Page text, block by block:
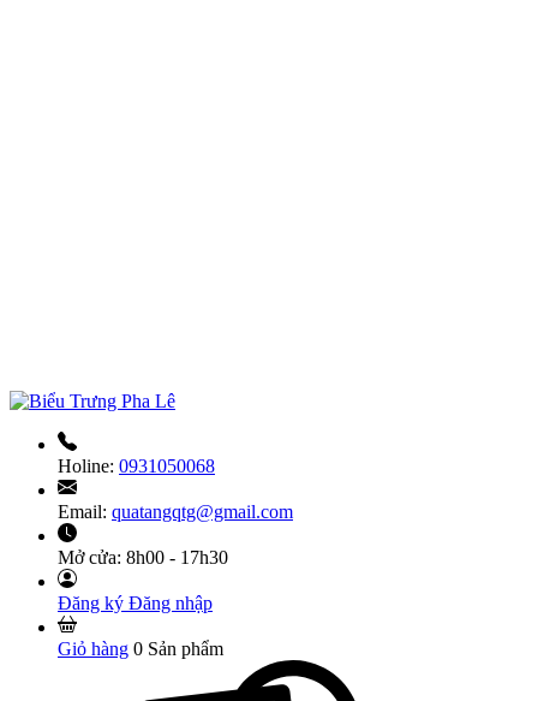
Holine: 0931050068
Email: quatangqtg@gmail.com
Mở cửa: 8h00 - 17h30
Đăng ký Đăng nhập
Giỏ hàng 0 Sản phẩm